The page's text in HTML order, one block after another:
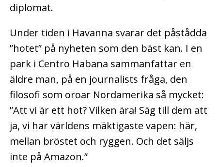
diplomat.
Under tiden i Havanna svarar det påstådda
”hotet” på nyheten som den bäst kan. I en
park i Centro Habana sammanfattar en
äldre man, på en journalists fråga, den
filosofi som oroar Nordamerika så mycket:
”Att vi är ett hot? Vilken ära! Säg till dem att
ja, vi har världens mäktigaste vapen: här,
mellan bröstet och ryggen. Och det säljs
inte på Amazon.”